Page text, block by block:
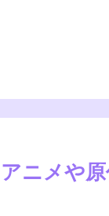
ニメや